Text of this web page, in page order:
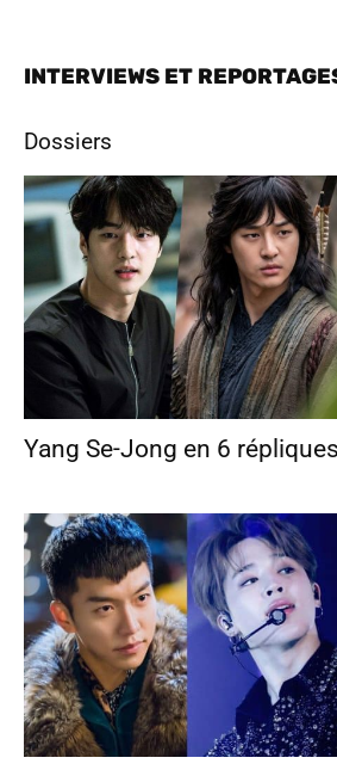
INTERVIEWS ET
Dossiers
Yang Se-Jong en 6